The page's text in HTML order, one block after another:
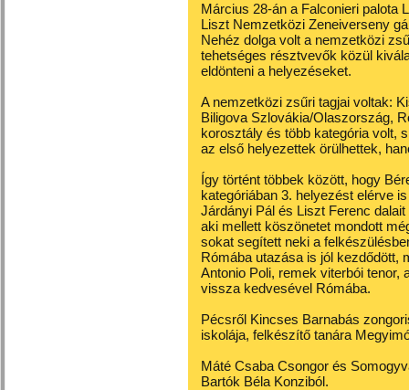
Március 28-án a Falconieri palota
Liszt Nemzetközi Zeneiverseny
Nehéz dolga volt a nemzetközi
tehetséges résztvevők közül
eldönteni a helyezéseket.
A nemzetközi zsűri tagjai voltak:
Biligova Szlovákia/Olaszország,
korosztály és több kategória volt,
az első helyezettek örülhettek,
Így történt többek között, hogy
kategóriában 3. helyezést elérve
Járdányi Pál és Liszt Ferenc
aki mellett köszönetet mondott
sokat segített neki a
Rómába utazása is jól kezdődött,
Antonio Poli, remek viterbói tenor,
vissza kedvesével Rómába.
Pécsről Kincses Barnabás
iskolája, felkészítő tanára
Máté Csaba Csongor és
Bartók Béla Konziból.